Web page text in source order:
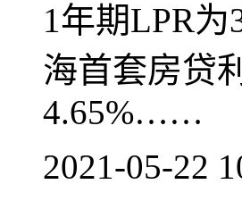
1年期LPR
海首套房贷
4.65%……
2021-05-22